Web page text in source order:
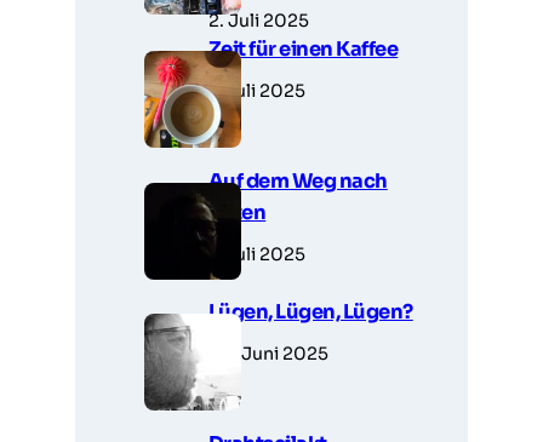
2. Juli 2025
Zeit für einen Kaffee
1. Juli 2025
Auf dem Weg nach
unten
1. Juli 2025
Lügen, Lügen, Lügen?
30. Juni 2025